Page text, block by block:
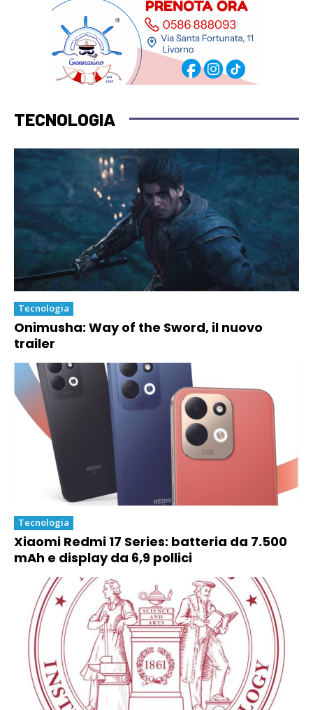
TECNOLOGIA
Tecnologia
Onimusha: Way of the Sword, il nuovo
trailer
Tecnologia
Xiaomi Redmi 17 Series: batteria da 7.500
mAh e display da 6,9 pollici